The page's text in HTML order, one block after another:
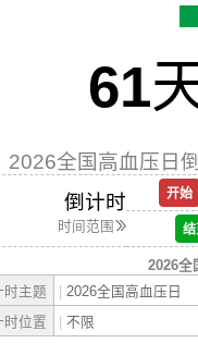
61
2026全国高血压日
倒计时
时间范围
开始
2026全
时主题
2026全国高血压日
时位置
不限